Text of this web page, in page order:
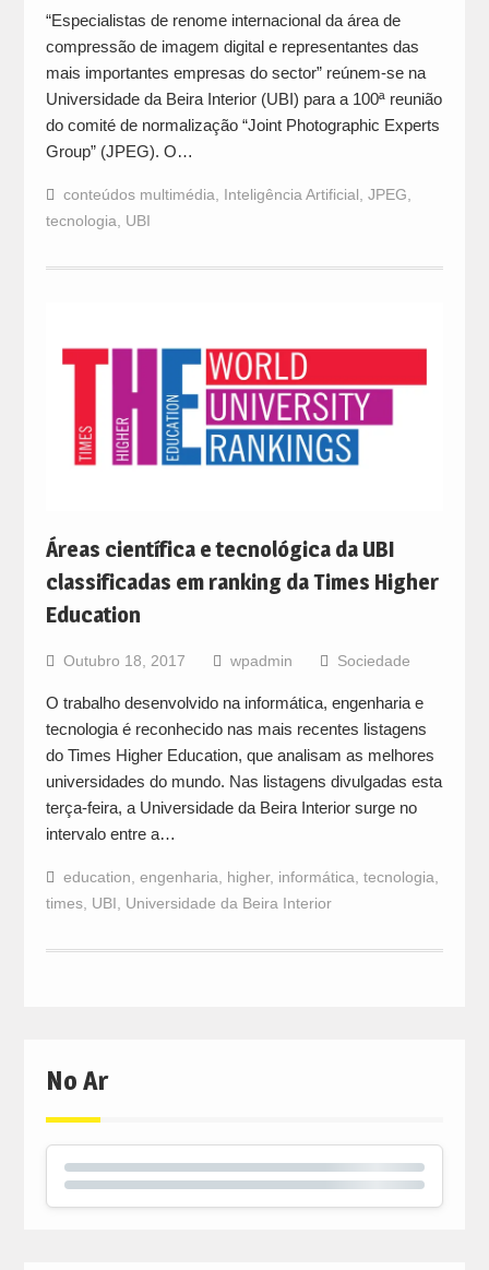
“Especialistas de renome internacional da área de
compressão de imagem digital e representantes das
mais importantes empresas do sector” reúnem-se na
Universidade da Beira Interior (UBI) para a 100ª reunião
do comité de normalização “Joint Photographic Experts
Group” (JPEG). O…
conteúdos multimédia Inteligência Artificial JPEG
tecnologia
UBI
Áreas científica e tecnológica da UBI
classificadas em ranking da Times Higher
Education
Outubro 18, 2017 wpadmin Sociedade
O trabalho desenvolvido na informática, engenharia e
tecnologia é reconhecido nas mais recentes listagens
do Times Higher Education, que analisam as melhores
universidades do mundo. Nas listagens divulgadas esta
terça-feira, a Universidade da Beira Interior surge no
intervalo entre a…
education engenharia higher, informática tecnologia
times, UBI Universidade da Beira Interior
No Ar